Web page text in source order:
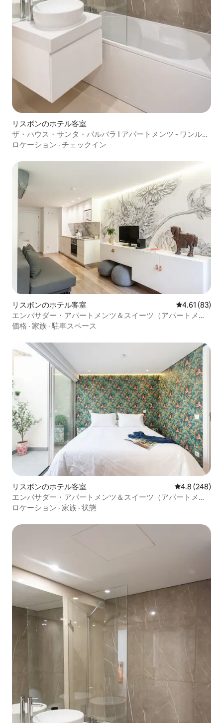
リスボンのホテル客室
ザ・ハウス・サンタ・バルバラ I アパートメンツ - ワンルー
ムマンション（2B）
ロケーション · チェックイン
リスボンのホテル客室 レビュー83
4.61 (83)
エンバサダー・アパートメンツ＆スイーツ（アパートメン
ト1）
価格 · 家族 ·駐車スペース
リスボンのホテル客室 レビュー248
4.8 (248)
エンバサダー・アパートメンツ＆スイーツ（アパートメン
ト3 ）
ロケーション · 家族 · 状態